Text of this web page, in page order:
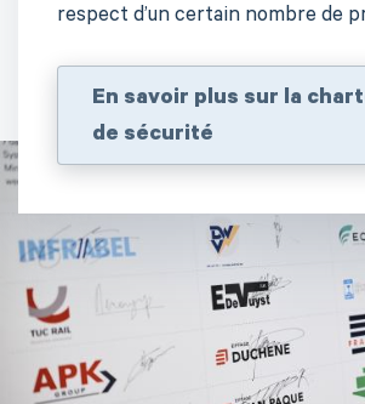
respect d’un certain nombre de
En savoir plus sur la
de sécurité